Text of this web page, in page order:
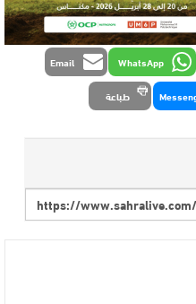
WhatsApp
Email
طباعة